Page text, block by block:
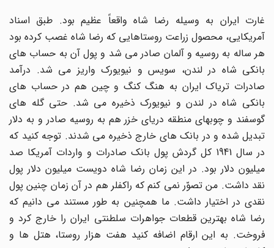
غارت ایران به وسیله رضا شاه واقعاً عظیم بود. طبق اسناد
آمریکایی، محصول زراعت روستاهایی که رضا شاه غصب کرده بود
هر ساله به روسیه و آلمان صادر می شد و پول آن به حساب های
بانکی شاه در لندن، سویس و نیویورک واریز می شد. درآمد
صادرات تریاک ایران به هنگ کنگ و چین هم در حساب های
بانکی شاه در لندن و نیویورک ذخیره می شد. حتی گله های
گوسفند و چوبهای منطقه دریای خزر هم به روسیه صادر و به دلار
تبدیل شده و در بانک های خارج ذخیره می شدند. توجه کنید که
در سال 1941 کل گردش پول بانک صادرات و واردات آمریکا صد
میلیون دلار بود. در این زمان رضا شاه دویست میلیون دلار پول
نقد داشت. من تصوّر نمی کنم که راکفلر هم در آن زمان چنین پول
نقدی در اختیار داشت. ما همچنین به طور مستند می دانیم که
رضا شاه بهترین قطعات جواهرات سلطنتی ایران را خارج کرد و
فروخت. به این ارقام اضافه کنید هفت هزار روستا، هتل ها و